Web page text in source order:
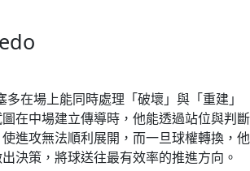
在場上能同時處理「破壞」與「重建」
在中場建立傳導時，他能透過站位與判斷
進攻無法順利展開，而一旦球權轉換，他
決策，將球送往最有效率的推進方向。